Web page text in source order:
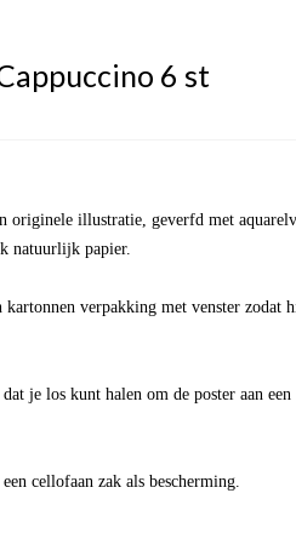
6 st
originele illustratie, geverfd met
natuurlijk papier.
kartonnen verpakking met venster
je los kunt halen om de poster aan
cellofaan zak als bescherming.